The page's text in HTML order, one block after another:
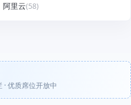
阿里云(58)
· 优质席位开放中